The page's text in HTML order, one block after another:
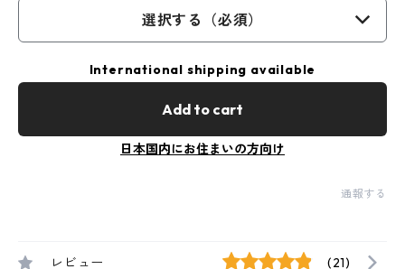
選択する（必須）
International shipping available
Add to cart
日本国内にお住まいの方向け
通報する
レビュー (21)